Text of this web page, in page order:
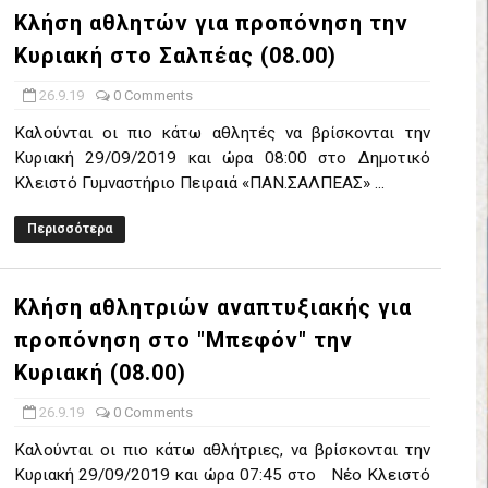
71-56 την Δραπετσώνα στον μικρό τελικό
ΣΤΗΝ NL 2 : ΑΥΡΙΟ ΚΥΡΙΑΚΗ 21.06.26 ΣΤΟ ΕΑΚ ΒΟΛΟΥ
ο Ρέντης στον τελικό 104-77 την Δραπετσώνα επανήλθε στην
ΣΗΜΕΡΑ ΑΕ ΡΕΝΤΗ ΔΡΑΠΕΤΣΩΝΑ ΔΑΣ (19.30) & ΕΡΜΗΣ
Ηλίας 77-73 μέσα στο Πέραμα την Φιλία
των γραφείων της ΕΣΚΑΝΑ στον Δήμο Νίκαιας/Ρέντη
με Αρετσού ο Πανελευσινιακός 55-67 (video της
τιμήθηκε από το ΔΣ της ΕΣΚΑΝΑ για την κατάκτηση
ο Μανδραϊκός σε ματς θρίλερ με απίστευτη ανατροπή από
Κλήση αθλητών για προπόνηση την
Κυριακή στο Σαλπέας (08.00)
26.9.19 0 Comments
Καλούνται οι πιο κάτω αθλητές να βρίσκονται την
Κυριακή 29/09/2019 και ώρα 08:00 στο Δημοτικό
Κλειστό Γυμναστήριο Πειραιά «ΠΑΝ.ΣΑΛΠΕΑΣ» ...
Περισσότερα
Κλήση αθλητριών αναπτυξιακής για
προπόνηση στο "Μπεφόν" την
Κυριακή (08.00)
26.9.19 0 Comments
Καλούνται οι πιο κάτω αθλήτριες, να βρίσκονται την
Κυριακή 29/09/2019 και ώρα 07:45 στο Νέο Κλειστό